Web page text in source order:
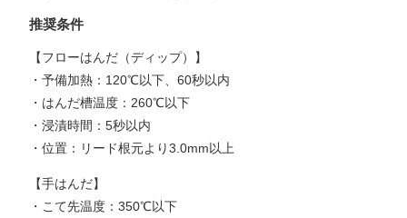
推奨条件
【フローはんだ（ディップ）】
・予備加熱：120℃以下、60秒以内
・はんだ槽温度：260℃以下
・浸漬時間：5秒以内
・位置：リード根元より3.0mm以上
【手はんだ】
・こて先温度：350℃以下